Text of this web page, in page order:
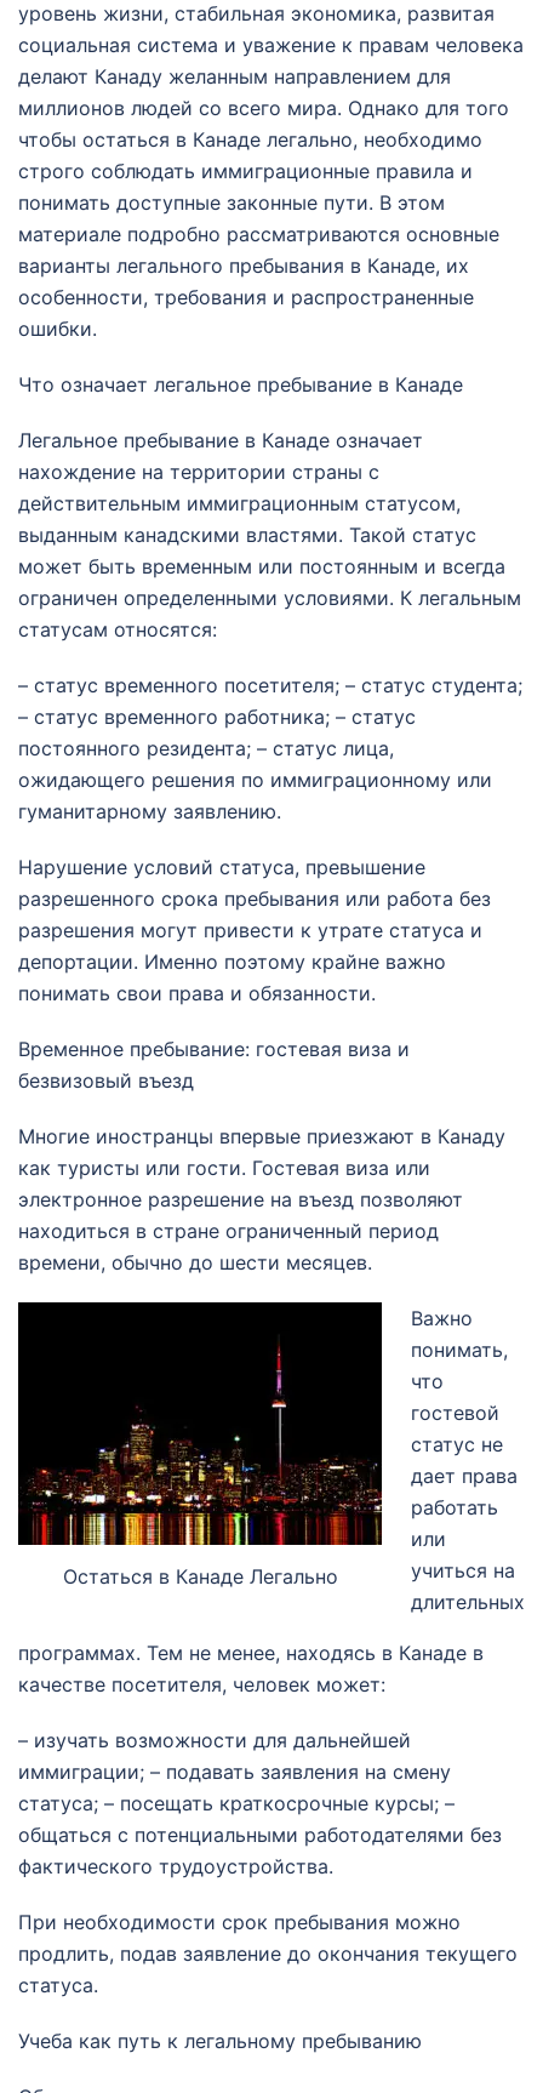
уровень жизни, стабильная экономика, развитая
социальная система и уважение к правам человека
делают Канаду желанным направлением для
миллионов людей со всего мира. Однако для того
чтобы остаться в Канаде легально, необходимо
строго соблюдать иммиграционные правила и
понимать доступные законные пути. В этом
материале подробно рассматриваются основные
варианты легального пребывания в Канаде, их
особенности, требования и распространенные
ошибки.
Что означает легальное пребывание в Канаде
Легальное пребывание в Канаде означает
нахождение на территории страны с
действительным иммиграционным статусом,
выданным канадскими властями. Такой статус
может быть временным или постоянным и всегда
ограничен определенными условиями. К легальным
статусам относятся:
– статус временного посетителя; – статус студента;
– статус временного работника; – статус
постоянного резидента; – статус лица,
ожидающего решения по иммиграционному или
гуманитарному заявлению.
Нарушение условий статуса, превышение
разрешенного срока пребывания или работа без
разрешения могут привести к утрате статуса и
депортации. Именно поэтому крайне важно
понимать свои права и обязанности.
Временное пребывание: гостевая виза и
безвизовый въезд
Многие иностранцы впервые приезжают в Канаду
как туристы или гости. Гостевая виза или
электронное разрешение на въезд позволяют
находиться в стране ограниченный период
времени, обычно до шести месяцев.
Остаться в Канаде Легально
Важно
понимать,
что
гостевой
статус не
дает права
работать
или
учиться на
длительных
программах. Тем не менее, находясь в Канаде в
качестве посетителя, человек может:
– изучать возможности для дальнейшей
иммиграции; – подавать заявления на смену
статуса; – посещать краткосрочные курсы; –
общаться с потенциальными работодателями без
фактического трудоустройства.
При необходимости срок пребывания можно
продлить, подав заявление до окончания текущего
статуса.
Учеба как путь к легальному пребыванию